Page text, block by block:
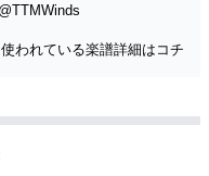
われている楽譜詳細はコチ
ttmwinds
l/spo